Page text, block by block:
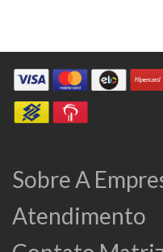
Sobre A
Atendimento